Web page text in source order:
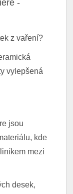
-
z vaření?
vylepšená
jsou
kde
mezi
desek,